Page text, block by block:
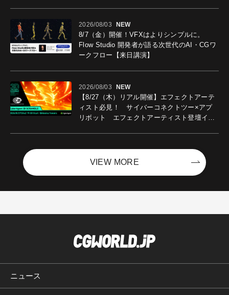
2026/08/03 NEW
8/7（金）開催！VFXはよりシンプルに。
Flow Studio 開発者が語る次世代のAI・CGワ
ークフロー【来日講演】
2026/08/03 NEW
【8/27（木）リアル開催】エフェクトアーテ
ィスト必見！ サイバーコネクトツー×アプ
リボット エフェクトアーティスト登壇イベ
VIEW MORE
ニュース